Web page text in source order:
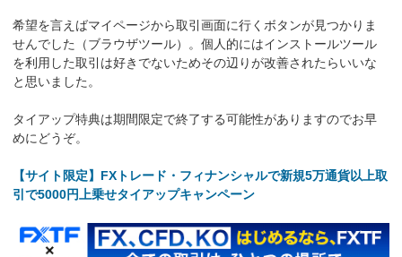
希望を言えばマイページから取引画面に行くボタンが見つかりま
せんでした（ブラウザツール）。個人的にはインストールツール
を利用した取引は好きでないためその辺りが改善されたらいいな
と思いました。
タイアップ特典は期間限定で終了する可能性がありますのでお早
めにどうぞ。
【サイト限定】FXトレード・フィナンシャルで新規5万通貨以上取
引で5000円上乗せタイアップキャンペーン